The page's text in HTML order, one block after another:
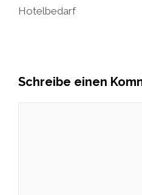
Hotelbedarf
Schreibe einen